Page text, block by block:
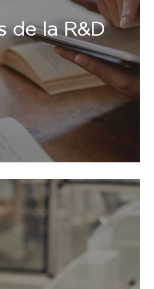
de la R&D